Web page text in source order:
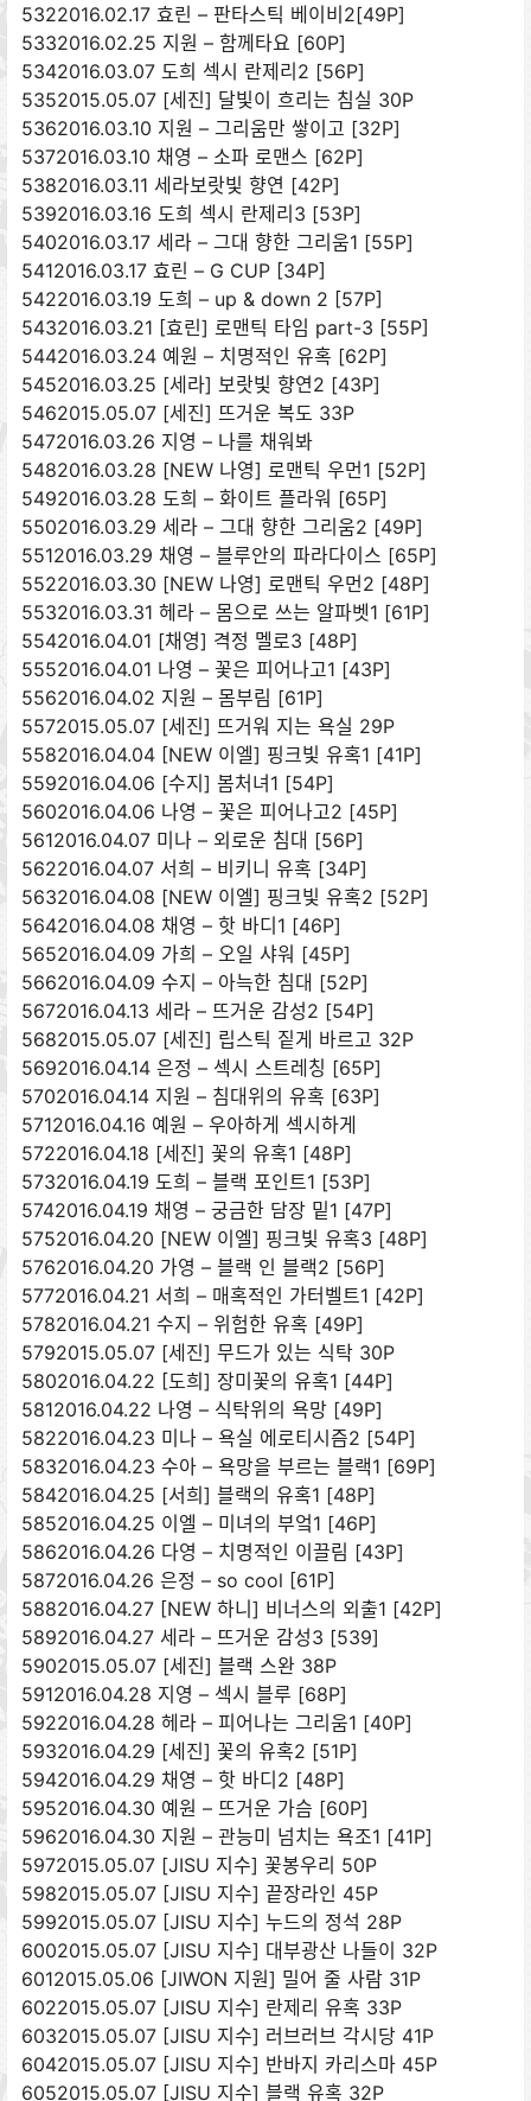
5322016.02.17 효린 – 판타스틱 베이비2[49P]
5332016.02.25 지원 – 함께타요 [60P]
5342016.03.07 도희 섹시 란제리2 [56P]
5352015.05.07 [세진] 달빛이 흐리는 침실 30P
5362016.03.10 지원 – 그리움만 쌓이고 [32P]
5372016.03.10 채영 – 소파 로맨스 [62P]
5382016.03.11 세라보랏빛 향연 [42P]
5392016.03.16 도희 섹시 란제리3 [53P]
5402016.03.17 세라 – 그대 향한 그리움1 [55P]
5412016.03.17 효린 – G CUP [34P]
5422016.03.19 도희 – up & down 2 [57P]
5432016.03.21 [효린] 로맨틱 타임 part-3 [55P]
5442016.03.24 예원 – 치명적인 유혹 [62P]
5452016.03.25 [세라] 보랏빛 향연2 [43P]
5462015.05.07 [세진] 뜨거운 복도 33P
5472016.03.26 지영 – 나를 채워봐
5482016.03.28 [NEW 나영] 로맨틱 우먼1 [52P]
5492016.03.28 도희 – 화이트 플라워 [65P]
5502016.03.29 세라 – 그대 향한 그리움2 [49P]
5512016.03.29 채영 – 블루안의 파라다이스 [65P]
5522016.03.30 [NEW 나영] 로맨틱 우먼2 [48P]
5532016.03.31 헤라 – 몸으로 쓰는 알파벳1 [61P]
5542016.04.01 [채영] 격정 멜로3 [48P]
5552016.04.01 나영 – 꽃은 피어나고1 [43P]
5562016.04.02 지원 – 몸부림 [61P]
5572015.05.07 [세진] 뜨거워 지는 욕실 29P
5582016.04.04 [NEW 이엘] 핑크빛 유혹1 [41P]
5592016.04.06 [수지] 봄처녀1 [54P]
5602016.04.06 나영 – 꽃은 피어나고2 [45P]
5612016.04.07 미나 – 외로운 침대 [56P]
5622016.04.07 서희 – 비키니 유혹 [34P]
5632016.04.08 [NEW 이엘] 핑크빛 유혹2 [52P]
5642016.04.08 채영 – 핫 바디1 [46P]
5652016.04.09 가희 – 오일 샤워 [45P]
5662016.04.09 수지 – 아늑한 침대 [52P]
5672016.04.13 세라 – 뜨거운 감성2 [54P]
5682015.05.07 [세진] 립스틱 짙게 바르고 32P
5692016.04.14 은정 – 섹시 스트레칭 [65P]
5702016.04.14 지원 – 침대위의 유혹 [63P]
5712016.04.16 예원 – 우아하게 섹시하게
5722016.04.18 [세진] 꽃의 유혹1 [48P]
5732016.04.19 도희 – 블랙 포인트1 [53P]
5742016.04.19 채영 – 궁금한 담장 밑1 [47P]
5752016.04.20 [NEW 이엘] 핑크빛 유혹3 [48P]
5762016.04.20 가영 – 블랙 인 블랙2 [56P]
5772016.04.21 서희 – 매혹적인 가터벨트1 [42P]
5782016.04.21 수지 – 위험한 유혹 [49P]
5792015.05.07 [세진] 무드가 있는 식탁 30P
5802016.04.22 [도희] 장미꽃의 유혹1 [44P]
5812016.04.22 나영 – 식탁위의 욕망 [49P]
5822016.04.23 미나 – 욕실 에로티시즘2 [54P]
5832016.04.23 수아 – 욕망을 부르는 블랙1 [69P]
5842016.04.25 [서희] 블랙의 유혹1 [48P]
5852016.04.25 이엘 – 미녀의 부엌1 [46P]
5862016.04.26 다영 – 치명적인 이끌림 [43P]
5872016.04.26 은정 – so cool [61P]
5882016.04.27 [NEW 하니] 비너스의 외출1 [42P]
5892016.04.27 세라 – 뜨거운 감성3 [539]
5902015.05.07 [세진] 블랙 스완 38P
5912016.04.28 지영 – 섹시 블루 [68P]
5922016.04.28 헤라 – 피어나는 그리움1 [40P]
5932016.04.29 [세진] 꽃의 유혹2 [51P]
5942016.04.29 채영 – 핫 바디2 [48P]
5952016.04.30 예원 – 뜨거운 가슴 [60P]
5962016.04.30 지원 – 관능미 넘치는 욕조1 [41P]
5972015.05.07 [JISU 지수] 꽃봉우리 50P
5982015.05.07 [JISU 지수] 끝장라인 45P
5992015.05.07 [JISU 지수] 누드의 정석 28P
6002015.05.07 [JISU 지수] 대부광산 나들이 32P
6012015.05.06 [JIWON 지원] 밀어 줄 사람 31P
6022015.05.07 [JISU 지수] 란제리 유혹 33P
6032015.05.07 [JISU 지수] 러브러브 각시당 41P
6042015.05.07 [JISU 지수] 반바지 카리스마 45P
6052015.05.07 [JISU 지수] 블랙 유혹 32P